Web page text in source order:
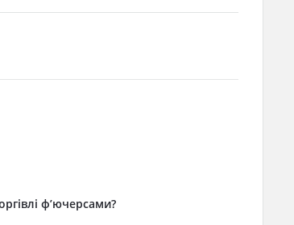
ф’ючерсами?